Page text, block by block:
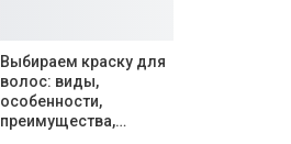
Выбираем краску для
волос: виды,
особенности,
преимущества,…